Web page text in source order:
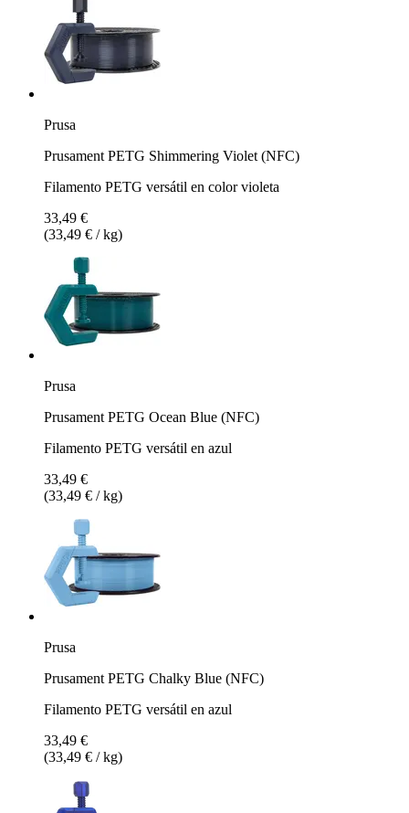
Prusa
Prusament PETG Shimmering Violet (NFC)
Filamento PETG versátil en color violeta
33,49 €
(33,49 € / kg)
Prusa
Prusament PETG Ocean Blue (NFC)
Filamento PETG versátil en azul
33,49 €
(33,49 € / kg)
Prusa
Prusament PETG Chalky Blue (NFC)
Filamento PETG versátil en azul
33,49 €
(33,49 € / kg)